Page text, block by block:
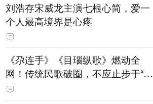
刘浩存宋威龙主演七根心简，爱一
个人最高境界是心疼
《尕连手》《目瑙纵歌》燃动全
网！传统民歌破圈，不应止步于“上
头”